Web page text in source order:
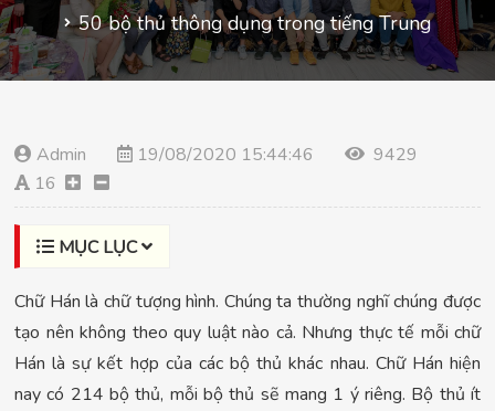
50 bộ thủ thông dụng trong tiếng Trung
Admin 19/08/2020 15:44:46
9429
16
MỤC LỤC
Chữ Hán là chữ tượng hình. Chúng ta thường nghĩ chúng được
tạo nên không theo quy luật nào cả. Nhưng thực tế mỗi chữ
Hán là sự kết hợp của các bộ thủ khác nhau. Chữ Hán hiện
nay có 214 bộ thủ, mỗi bộ thủ sẽ mang 1 ý riêng. Bộ thủ ít